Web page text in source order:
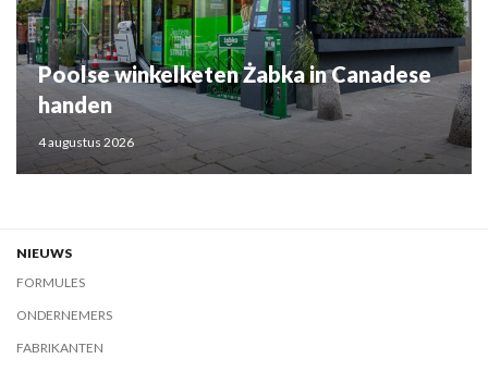
Poolse winkelketen Żabka in Canadese
handen
4 augustus 2026
NIEUWS
FORMULES
ONDERNEMERS
FABRIKANTEN